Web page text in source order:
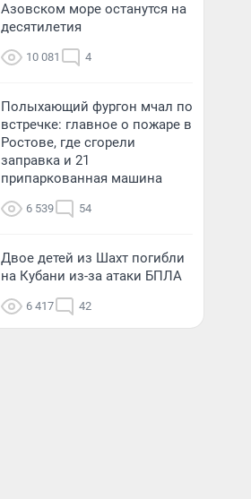
Азовском море останутся на
десятилетия
10 081 4
Полыхающий фургон мчал по
встречке: главное о пожаре в
Ростове, где сгорели
заправка и 21
припаркованная машина
6 539 54
Двое детей из Шахт погибли
на Кубани из-за атаки БПЛА
6 417 42